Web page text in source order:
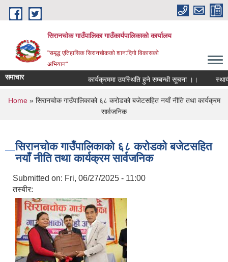
Skip to main content
सिरानचोक गाउँपालिका गाउँकार्यपालिकाको कार्यालय
"समृद्ध एतिहासिक सिरानचोकको शान:दिगो विकासको
अभियान"
समाचार कार्यक्रममा उपस्थिति हुने सम्बन्धी सूचना ।। स्थायी
You are here
Home» सिरानचोक गाउँपालिकाको ६८ करोडको बजेटसहित नयाँ नीति तथा कार्यक्रम
सार्वजनिक
सिरानचोक गाउँपालिकाको ६८ करोडको बजेटसहित
नयाँ नीति तथा कार्यक्रम सार्वजनिक
Submitted on: Fri, 06/27/2025 - 11:00
तस्बीर: